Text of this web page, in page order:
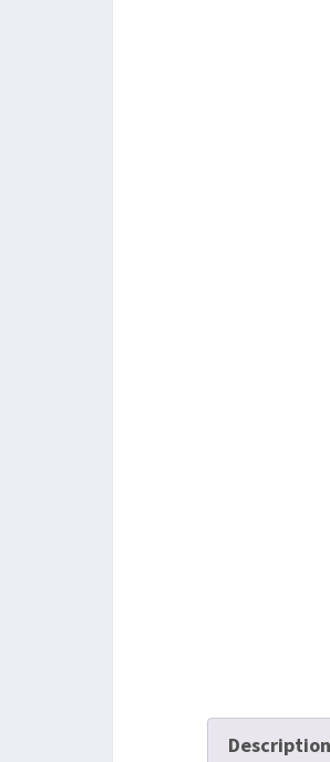
Description